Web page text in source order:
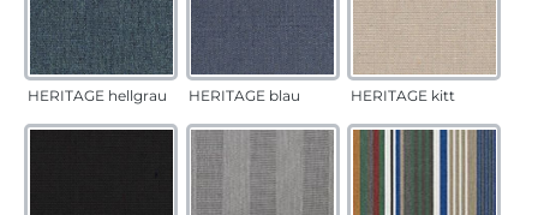
HERITAGE hellgrau HERITAGE blau HERITAGE kitt